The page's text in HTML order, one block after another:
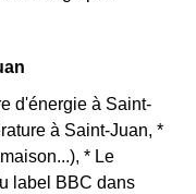
d'énergie à Saint-
à Saint-Juan, *
* Le
label BBC dans